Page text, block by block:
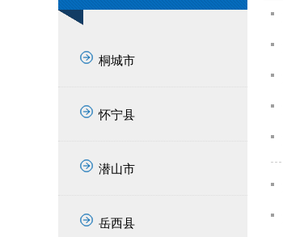
桐城市
怀宁县
潜山市
岳西县